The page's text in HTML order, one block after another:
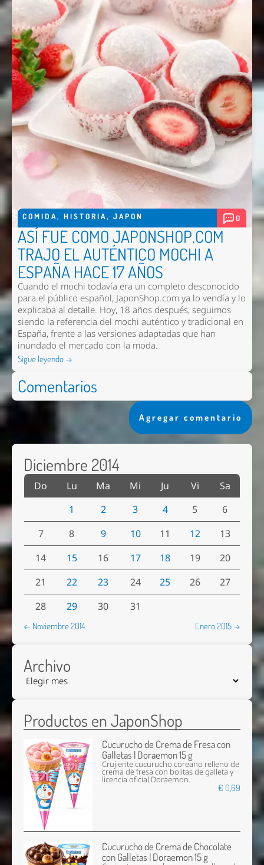
COMIDA, HISTORIA, JAPON 0
ASÍ FUE COMO JAPONSHOP.COM
TRAJO EL AUTÉNTICO MOCHI A
ESPAÑA HACE 17 AÑOS
Cuando el mochi todavía era un completo desconocido
para el público español, JaponShop.com ya lo vendía y lo
explicaba al detalle. Hoy, 18 años después, seguimos
siendo la referencia del mochi auténtico y tradicional en
España, frente a las versiones adaptadas que han
inundado el mercado con la moda.
Sigue leyendo →
Comentarios
Agregar comentario
Diciembre 2014
Do Lu Ma Mi Ju Vi
Sa
1
2 3 4 5
6
7
8 9 10 11 12
13
14
15 16 17 18 19
20
21
22 23 24 25 26
27
28
29 30 31
← Noviembre 2014 Enero 2015 →
Archivo
Productos en JaponShop
Cucurucho de Crema de Fresa con
Galletas | Doraemon 15 g
Crujiente cucurucho coreano relleno de
crema de fresa con bolitas de galleta y
licencia oficial Doraemon.
€ 0,69
Cucurucho de Crema de Chocolate
con Galletas | Doraemon 15 g